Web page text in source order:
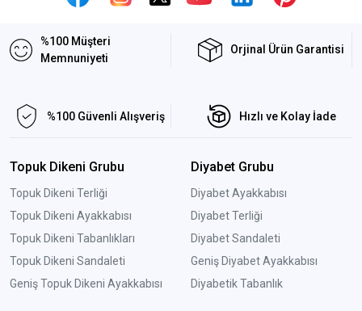
%100 Müşteri
Memnuniyeti
Orjinal Ürün Garantisi
%100 Güvenli Alışveriş Hızlı ve Kolay İade
Topuk Dikeni Grubu
Topuk Dikeni Terliği
Topuk Dikeni Ayakkabısı
Topuk Dikeni Tabanlıkları
Topuk Dikeni Sandaleti
Geniş Topuk Dikeni Ayakkabısı
Diyabet Grubu
Diyabet Ayakkabısı
Diyabet Terliği
Diyabet Sandaleti
Geniş Diyabet Ayakkabısı
Diyabetik Tabanlık